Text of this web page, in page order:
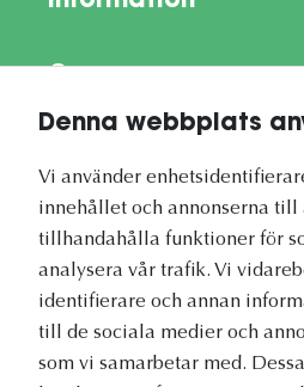
Denna webbplats
Vi använder
innehållet och annonserna till
tillhandahålla funktioner för
analysera vår trafik. Vi
identifierare och annan
till de sociala medier och
som vi samarbetar med.
Vetapotek.se är
Evidensia